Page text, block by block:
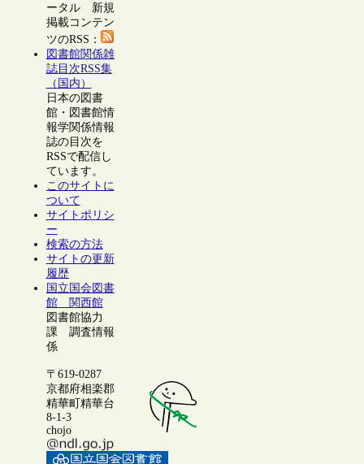
ータル 新規
掲載コンテン
ツのRSS：
図書館関係雑
誌目次RSS集
（国内）
日本の図書
館・図書館情
報学関係情報
誌の目次を
RSSで配信し
ています。
このサイトに
ついて
サイトポリシ
ー
検索の方法
サイトの更新
履歴
国立国会図書
館 関西館
図書館協力
課 調査情報
係
〒619-0287
京都府相楽郡
精華町精華台
8-1-3
chojo